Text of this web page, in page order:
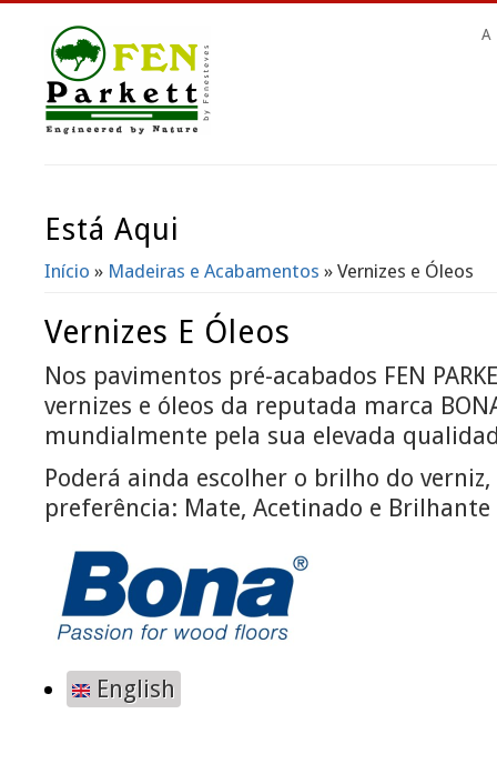
A
Está Aqui
Início » Madeiras e Acabamentos » Vernizes e Óleos
Vernizes E Óleos
Nos pavimentos pré-acabados FEN
vernizes e óleos da reputada marca
mundialmente pela sua elevada
Poderá ainda escolher o brilho do
preferência: Mate, Acetinado e Brilhante
English